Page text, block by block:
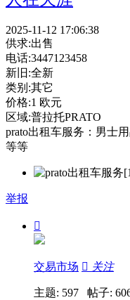
2025-11-12 17:06:38
供求:出售
电话:3447123458
新旧:全新
类别:其它
价格:1 欧元
区域:普拉托PRATO
prato出租车服务：男士
等等
举报

交易市场  关注
主题: 597 帖子: